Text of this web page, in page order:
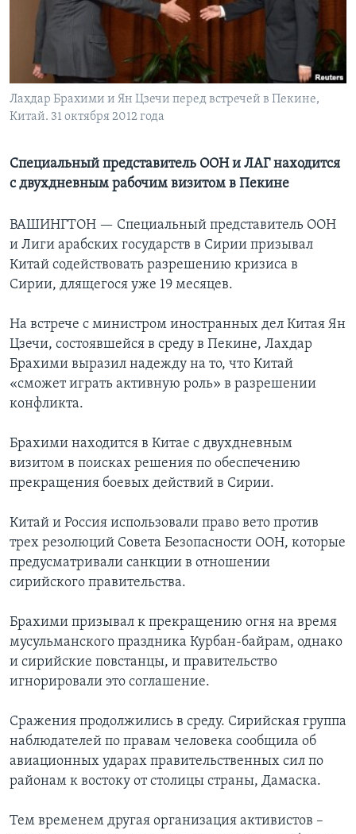
Learning English
СОЦИАЛЬНЫЕ СЕТИ
Лахдар Брахими и Ян Цзечи перед встречей в Пекине,
Китай. 31 октября 2012 года
Специальный представитель ООН и ЛАГ находится
с двухдневным рабочим визитом в Пекине
ВАШИНГТОН — Специальный представитель ООН
и Лиги арабских государств в Сирии призывал
Китай содействовать разрешению кризиса в
Сирии, длящегося уже 19 месяцев.
На встрече с министром иностранных дел Китая Ян
Цзечи, состоявшейся в среду в Пекине, Лахдар
Брахими выразил надежду на то, что Китай
«сможет играть активную роль» в разрешении
конфликта.
Брахими находится в Китае с двухдневным
визитом в поисках решения по обеспечению
прекращения боевых действий в Сирии.
Китай и Россия использовали право вето против
трех резолюций Совета Безопасности ООН, которые
предусматривали санкции в отношении
сирийского правительства.
Брахими призывал к прекращению огня на время
мусульманского праздника Курбан-байрам, однако
и сирийские повстанцы, и правительство
игнорировали это соглашение.
Сражения продолжились в среду. Сирийская группа
наблюдателей по правам человека сообщила об
авиационных ударах правительственных сил по
районам к востоку от столицы страны, Дамаска.
Тем временем другая организация активистов –